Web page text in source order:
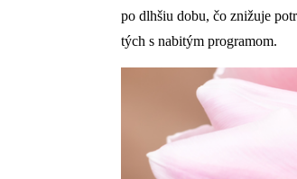
po dlhšiu dobu, čo znižuje
tých s nabitým programom.